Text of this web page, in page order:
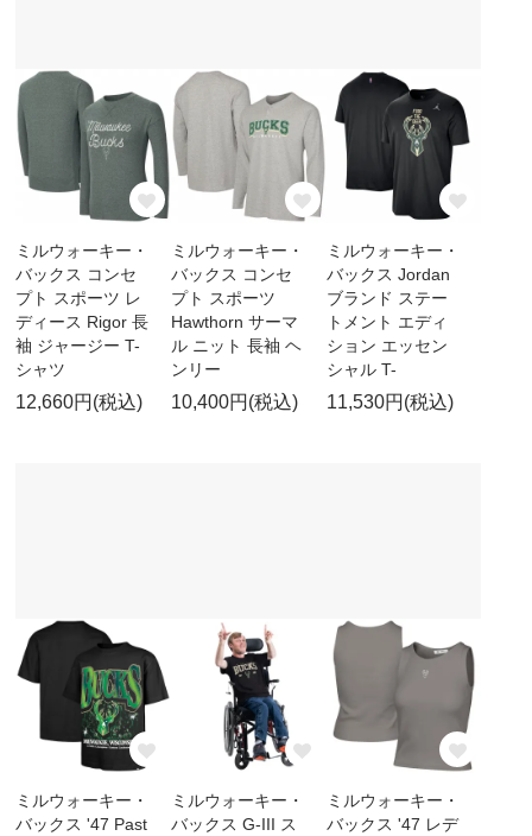
ミルウォーキー・
バックス コンセ
プト スポーツ レ
ディース Rigor 長
袖 ジャージー T-
シャツ
12,660円(税込)
ミルウォーキー・
バックス コンセ
プト スポーツ
Hawthorn サーマ
ル ニット 長袖 ヘ
ンリー
10,400円(税込)
ミルウォーキー・
バックス Jordan
ブランド ステー
トメント エディ
ション エッセン
シャル T-
11,530円(税込)
ミルウォーキー・
バックス '47 Past
ミルウォーキー・
バックス G-III ス
ミルウォーキー・
バックス '47 レデ